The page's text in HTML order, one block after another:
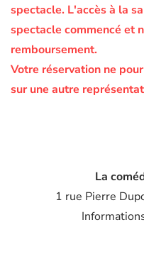
spectacle. L'accès à la
spectacle commencé et
remboursement.
Votre réservation ne
sur une autre
La
1 rue Pierre